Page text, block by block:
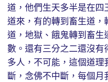
道，他們生天多半是在四
道來，有的轉到畜生道，
道，地獄、餓鬼轉到畜生
數。還有三分之二還沒有
多人，不可能，這個道理
斷，念佛不中斷，每個